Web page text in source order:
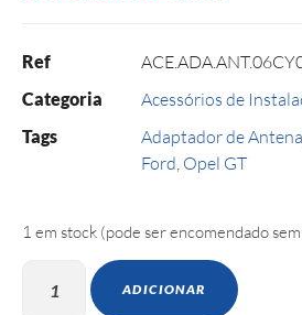
Ref
Categoria Acessórios de
Tags Adaptador de Antena
Ford Opel GT
1 em stock (pode ser encomendado
ADICIONAR